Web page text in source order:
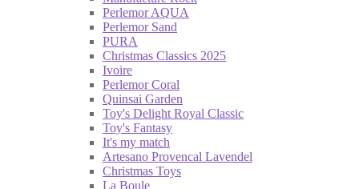
Perlemor AQUA
Perlemor Sand
PURA
Christmas Classics 2025
Ivoire
Perlemor Coral
Quinsai Garden
Toy's Delight Royal Classic
Toy's Fantasy
It's my match
Artesano Provencal Lavendel
Christmas Toys
La Boule